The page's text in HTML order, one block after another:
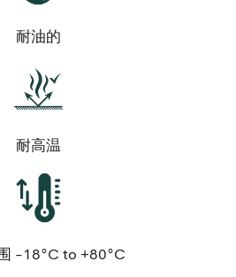
耐油的
耐高温
-18°C to +80°C